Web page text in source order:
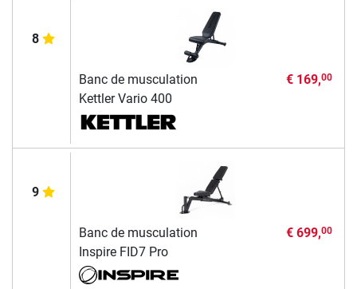
8
Banc de musculation
Kettler Vario 400
€ 169,00
9
Banc de musculation
Inspire FID7 Pro
€ 699,00